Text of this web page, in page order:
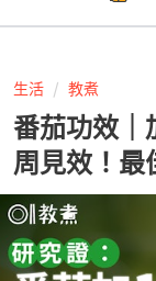
生活 教煮
番茄功效｜
周見效！最